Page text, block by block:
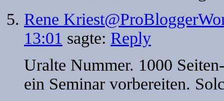
Rene
13:01 sagte: Reply
Uralte Nummer. 1000
ein Seminar vorbereiten.